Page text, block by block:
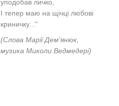
уподобав личко,
І тепер маю на щічці любові
криничку..."
(Слова Марії Дем'янюк,
музика Миколи Ведмедері)